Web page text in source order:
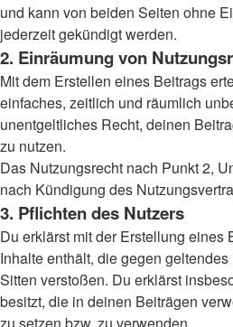
und kann von beiden Seiten ohne
jederzeit gekündigt werden.
2. Einräumung von
Mit dem Erstellen eines Beitrags
einfaches, zeitlich und räumlich
unentgeltliches Recht, deinen
zu nutzen.
Das Nutzungsrecht nach Punkt 2,
nach Kündigung des
3. Pflichten des Nutzers
Du erklärst mit der Erstellung eines
Inhalte enthält, die gegen
Sitten verstoßen. Du erklärst
besitzt, die in deinen Beiträgen